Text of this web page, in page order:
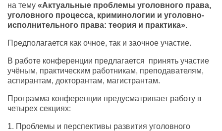
на тему «Актуальные проблемы уголовного права,
уголовного процесса, криминологии и уголовно-
исполнительного права: теория и практика».
Предполагается как очное, так и заочное участие.
В работе конференции предлагается принять участие
учёным, практическим работникам, преподавателям,
аспирантам, докторантам, магистрантам.
Программа конференции предусматривает работу в
четырех секциях:
1. Проблемы и перспективы развития уголовного